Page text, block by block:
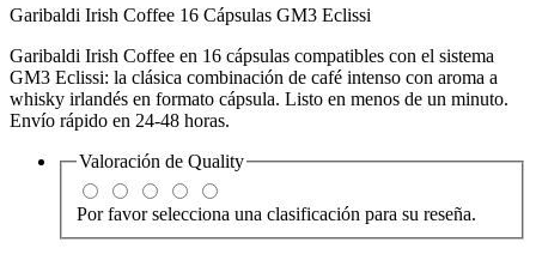
Garibaldi Irish Coffee 16 Cápsulas GM3 Eclissi
Garibaldi Irish Coffee en 16 cápsulas compatibles con el sistema
GM3 Eclissi: la clásica combinación de café intenso con aroma a
whisky irlandés en formato cápsula. Listo en menos de un minuto.
Envío rápido en 24-48 horas.
Valoración de Quality
Por favor selecciona una clasificación para su reseña.